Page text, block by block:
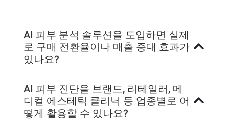
AI 피부 분석 솔루션을 도입하면 실제
로 구매 전환율이나 매출 증대 효과가
있나요?
AI 피부 진단을 브랜드, 리테일러, 메
디컬 에스테틱 클리닉 등 업종별로 어
떻게 활용할 수 있나요?